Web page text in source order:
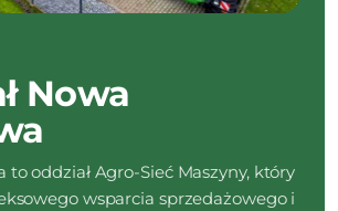
Nowa
to oddział Agro-Sieć Maszyny, który
wsparcia sprzedażowego i